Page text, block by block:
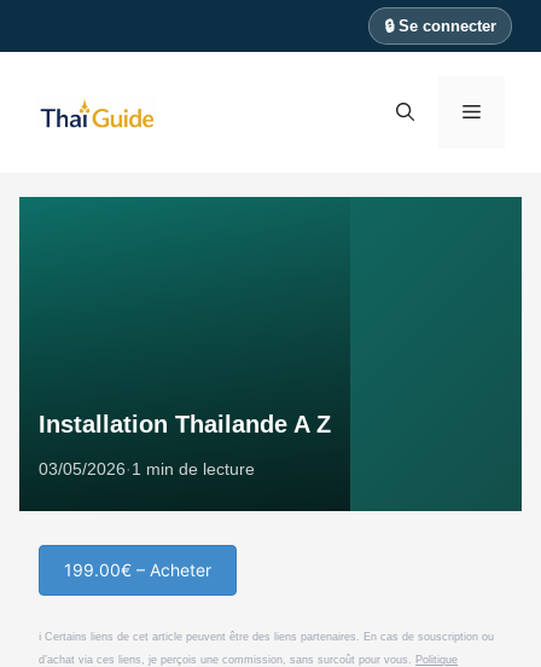
au
🔒 Se connecter
Menu
Installation Thailande A Z
03/05/2026·1 min de lecture
199.00€ – Acheter
ℹ️ Certains liens de cet article peuvent être des liens partenaires. En cas de souscription ou
d’achat via ces liens, je perçois une commission, sans surcoût pour vous. Politique